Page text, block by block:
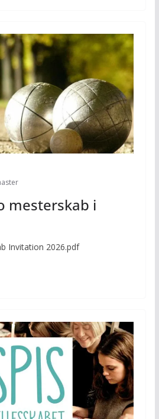
mesterskab i
Invitation 2026.pdf